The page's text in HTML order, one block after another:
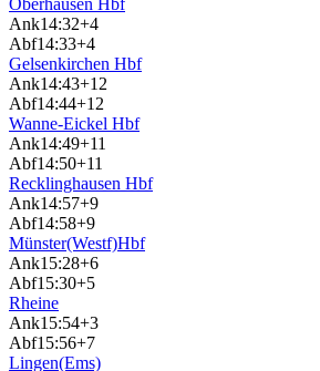
Oberhausen Hbf
Ank14:32+4
Abf14:33+4
Gelsenkirchen Hbf
Ank14:43+12
Abf14:44+12
Wanne-Eickel Hbf
Ank14:49+11
Abf14:50+11
Recklinghausen Hbf
Ank14:57+9
Abf14:58+9
Münster(Westf)Hbf
Ank15:28+6
Abf15:30+5
Rheine
Ank15:54+3
Abf15:56+7
Lingen(Ems)